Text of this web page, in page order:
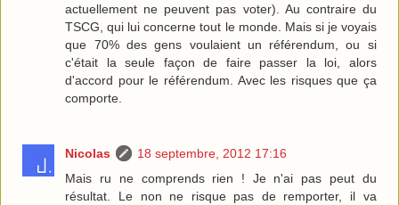
actuellement ne peuvent pas voter). Au contraire du
TSCG, qui lui concerne tout le monde. Mais si je voyais
que 70% des gens voulaient un référendum, ou si
c'était la seule façon de faire passer la loi, alors
d'accord pour le référendum. Avec les risques que ça
comporte.
Nicolas
18 septembre, 2012 17:16
Mais ru ne comprends rien ! Je n'ai pas peut du
résultat. Le non ne risque pas de remporter, il va